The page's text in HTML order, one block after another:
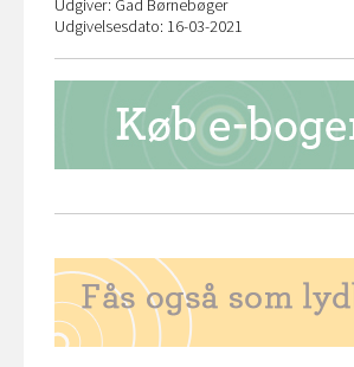
Udgiver: Gad Børnebøger
Udgivelsesdato: 16-03-2021